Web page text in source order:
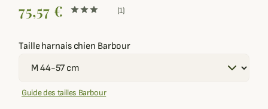
75,57 € (1)
Taille harnais chien Barbour
Guide des tailles Barbour